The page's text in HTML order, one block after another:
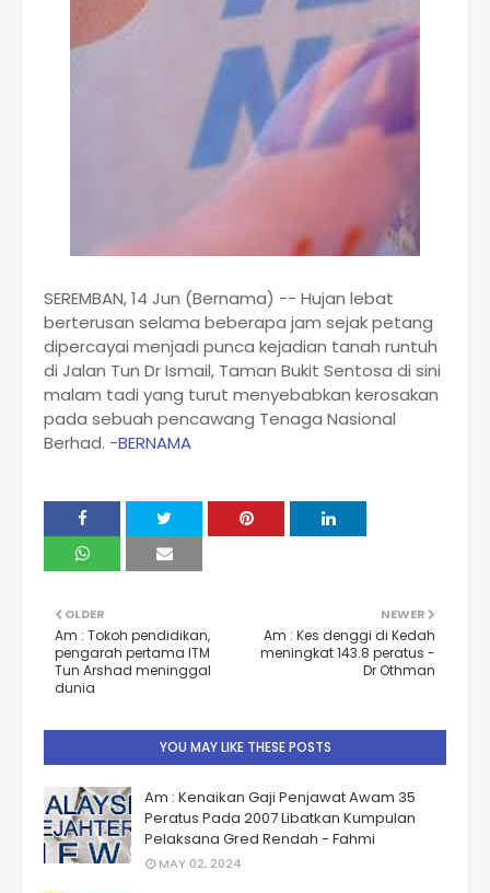
SEREMBAN, 14 Jun (Bernama) -- Hujan lebat
berterusan selama beberapa jam sejak petang
dipercayai menjadi punca kejadian tanah runtuh
di Jalan Tun Dr Ismail, Taman Bukit Sentosa di sini
malam tadi yang turut menyebabkan kerosakan
pada sebuah pencawang Tenaga Nasional
Berhad. -BERNAMA
NEWER
Am : Kes denggi di Kedah
meningkat 143.8 peratus -
Dr Othman
OLDER
Am : Tokoh pendidikan,
pengarah pertama ITM
Tun Arshad meninggal
dunia
YOU MAY LIKE THESE POSTS
Am : Kenaikan Gaji Penjawat Awam 35
Peratus Pada 2007 Libatkan Kumpulan
Pelaksana Gred Rendah - Fahmi
MAY 02, 2024